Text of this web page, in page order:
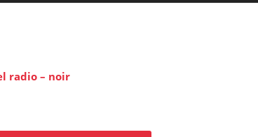
radio – noir